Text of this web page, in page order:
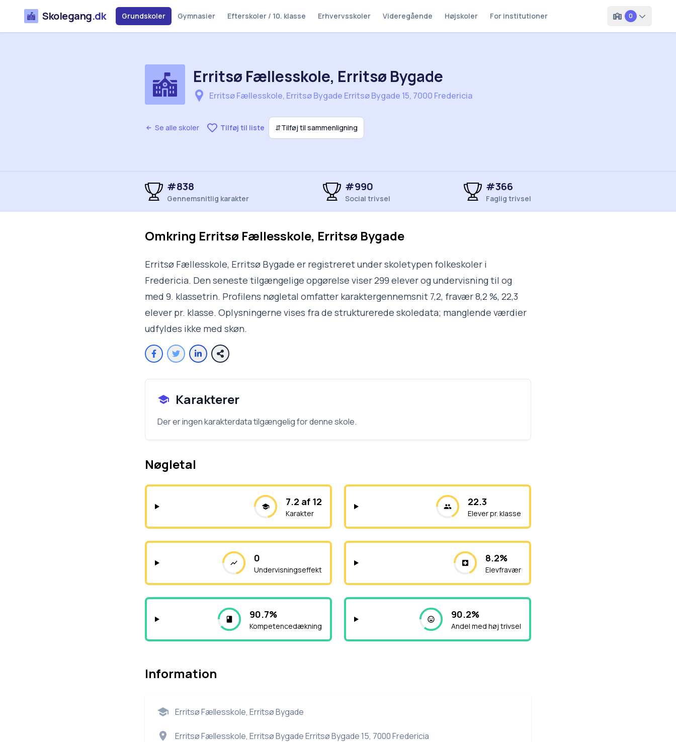
Skolegang.dk Grundskoler Gymnasier Efterskoler / 10. klasse Erhvervsskoler Videregående Højskoler For institutioner 0
Se alle skoler Tilføj til liste ⇵Tilføj til sammenligning
Erritsø Fællesskole, Erritsø Bygade
Erritsø Fællesskole, Erritsø Bygade Erritsø Bygade 15, 7000 Fredericia
#838
Gennemsnitlig karakter
#990
Social trivsel
#366
Faglig trivsel
Omkring Erritsø Fællesskole, Erritsø Bygade
Erritsø Fællesskole, Erritsø Bygade er registreret under skoletypen folkeskoler i
Fredericia. Den seneste tilgængelige opgørelse viser 299 elever og undervisning til og
med 9. klassetrin. Profilens nøgletal omfatter karaktergennemsnit 7,2, fravær 8,2 %, 22,3
elever pr. klasse. Oplysningerne vises fra de strukturerede skoledata; manglende værdier
udfyldes ikke med skøn.
Karakterer
Der er ingen karakterdata tilgængelig for denne skole.
Nøgletal
7.2 af 12
Karakter
22.3
Elever pr. klasse
0
Undervisningseffekt
8.2%
Elevfravær
90.7%
Kompetencedækning
90.2%
Andel med høj trivsel
Information
Erritsø Fællesskole, Erritsø Bygade
Erritsø Fællesskole, Erritsø Bygade Erritsø Bygade 15, 7000 Fredericia